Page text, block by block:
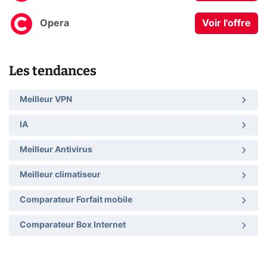
Opera Voir l'offre
Les tendances
Meilleur VPN
IA
Meilleur Antivirus
Meilleur climatiseur
Comparateur Forfait mobile
Comparateur Box Internet